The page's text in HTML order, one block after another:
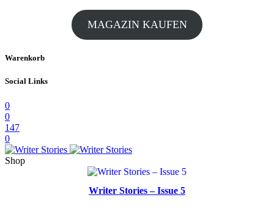
MAGAZIN KAUFEN
Warenkorb
Social Links
0
0
147
0
Shop
Writer Stories – Issue 5